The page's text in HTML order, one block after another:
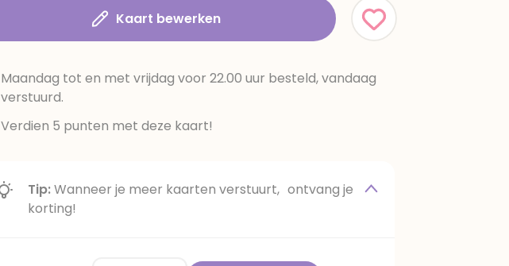
Kaart bewerken
Maandag tot en met vrijdag voor 22.00 uur besteld, vandaag
verstuurd.
Verdien 5 punten met deze kaart!
Tip:Wanneer je meer kaarten verstuurt, ontvang je
korting!